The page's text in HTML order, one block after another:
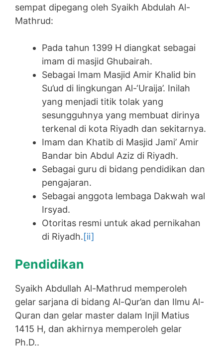
sempat dipegang oleh Syaikh Abdulah Al-
Mathrud:
Pada tahun 1399 H diangkat sebagai
imam di masjid Ghubairah.
Sebagai Imam Masjid Amir Khalid bin
Su’ud di lingkungan Al-‘Uraija’. Inilah
yang menjadi titik tolak yang
sesungguhnya yang membuat dirinya
terkenal di kota Riyadh dan sekitarnya.
Imam dan Khatib di Masjid Jami’ Amir
Bandar bin Abdul Aziz di Riyadh.
Sebagai guru di bidang pendidikan dan
pengajaran.
Sebagai anggota lembaga Dakwah wal
Irsyad.
Otoritas resmi untuk akad pernikahan
di Riyadh.[ii]
Pendidikan
Syaikh Abdullah Al-Mathrud memperoleh
gelar sarjana di bidang Al-Qur’an dan Ilmu Al-
Quran dan gelar master dalam Injil Matius
1415 H, dan akhirnya memperoleh gelar
Ph.D..